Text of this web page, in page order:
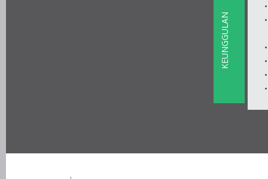
KEUNGGULAN